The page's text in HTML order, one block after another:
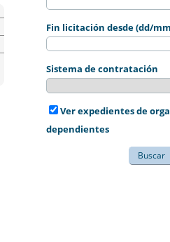
Fin licitación desde (dd/
Sistema de contratación
Ver expedientes de
dependientes